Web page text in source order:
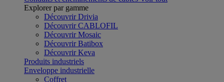
Explorer par gamme
Découvrir Drivia
Découvrir CABLOFIL
Découvrir Mosaic
Découvrir Batibox
Découvrir Keva
Produits industriels
Enveloppe industrielle
Coffret